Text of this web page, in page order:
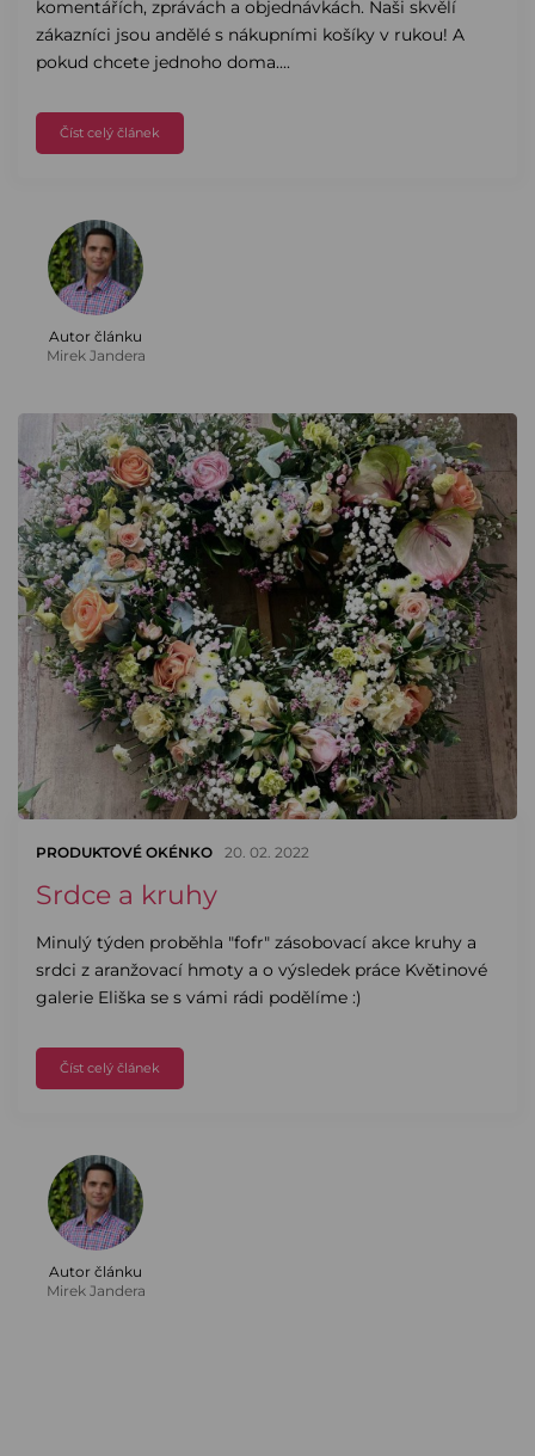
komentářích, zprávách a objednávkách. Naši skvělí
zákazníci jsou andělé s nákupními košíky v rukou! A
pokud chcete jednoho doma....
Číst celý článek
Autor článku
Mirek Jandera
PRODUKTOVÉ OKÉNKO 20. 02. 2022
Srdce a kruhy
Minulý týden proběhla "fofr" zásobovací akce kruhy a
srdci z aranžovací hmoty a o výsledek práce Květinové
galerie Eliška se s vámi rádi podělíme :)
Číst celý článek
Autor článku
Mirek Jandera